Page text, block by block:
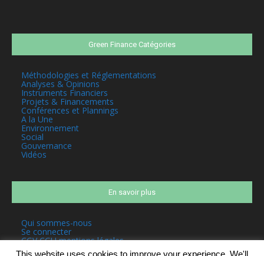
Green Finance Catégories
Méthodologies et Réglementations
Analyses & Opinions
Instruments Financiers
Projets & Financements
Conférences et Plannings
A la Une
Environnement
Social
Gouvernance
Vidéos
En savoir plus
Qui sommes-nous
Se connecter
CGV CGU mentions légales